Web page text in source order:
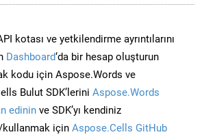
kotası ve yetkilendirme ayrıntılarını
Dashboard‘da bir hesap oluşturun
kodu için Aspose.Words ve
Bulut SDK’lerini Aspose.Words
edinin ve SDK’yı kendiniz
için Aspose.Cells GitHub